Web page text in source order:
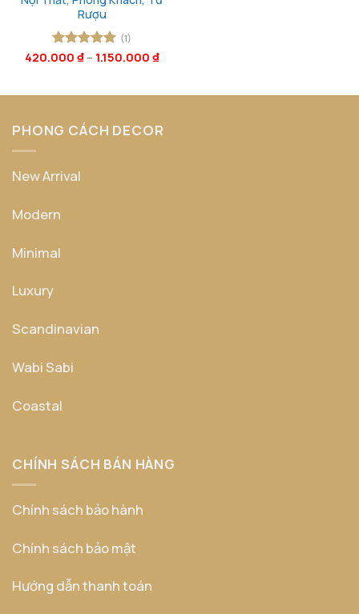
Rượu
Được xếp
(1)
420.000 ₫– 1.150.000 ₫
PHONG CÁCH DECOR
New Arrival
Modern
Minimal
Luxury
Scandinavian
Wabi Sabi
Coastal
CHÍNH SÁCH BÁN HÀNG
Chính sách bảo hành
Chính sách bảo mật
Hướng dẫn thanh toán